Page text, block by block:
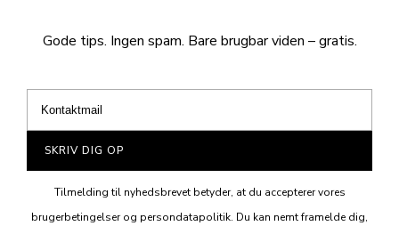
Gode tips. Ingen spam. Bare brugbar viden – gratis.
SKRIV DIG OP
Tilmelding til nyhedsbrevet betyder, at du accepterer vores
brugerbetingelser og persondatapolitik. Du kan nemt framelde dig,